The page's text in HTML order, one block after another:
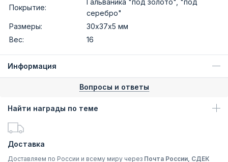
Покрытие:
серебро"
Размеры:
30х37х5 мм
Вес:
16
Информация
Вопросы и ответы
Найти награды по теме
Доставка
Доставляем по России и всему миру через Почта России, СДЕК